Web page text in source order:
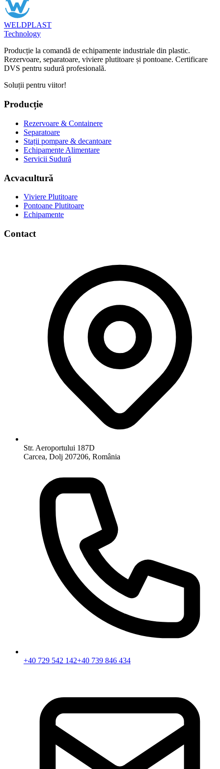
WELDPLAST
Technology
Producție la comandă de echipamente industriale din plastic.
Rezervoare, separatoare, viviere plutitoare și pontoane. Certificare
DVS pentru sudură profesională.
Soluții pentru viitor!
Producție
Rezervoare & Containere
Separatoare
Stații pompare & decantoare
Echipamente Alimentare
Servicii Sudură
Acvacultură
Viviere Plutitoare
Pontoane Plutitoare
Echipamente
Contact
Str. Aeroportului 187D
Carcea, Dolj 207206, România
+40 729 542 142+40 739 846 434